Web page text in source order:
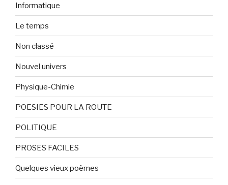
Informatique
Le temps
Non classé
Nouvel univers
Physique-Chimie
POESIES POUR LA ROUTE
POLITIQUE
PROSES FACILES
Quelques vieux poèmes